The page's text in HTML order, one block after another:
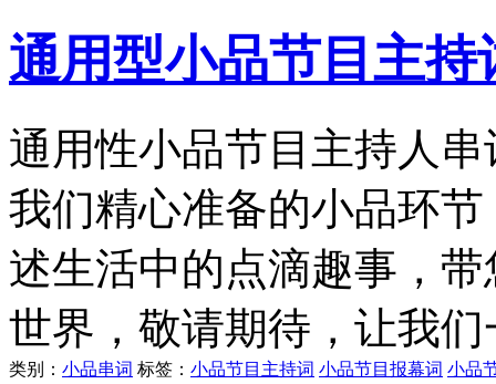
通用型小品节目主持
通用性小品节目主持人
我们精心准备的小品环
述生活中的点滴趣事，
世界，敬请期待，让我
类别： 小品串词 标签： 小品节目主持词 小品节目报幕词 小品